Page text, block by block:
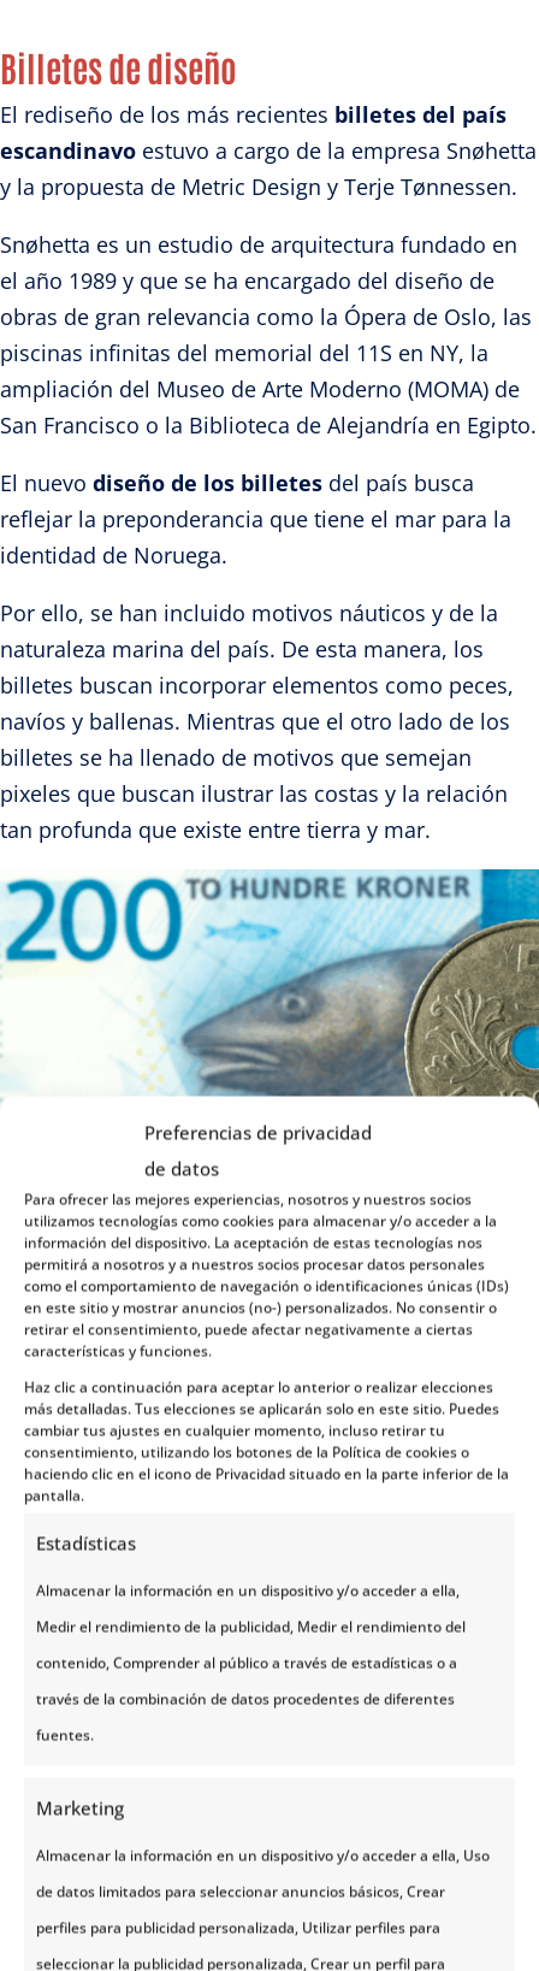
Preferencias de privacidad
de datos
Para ofrecer las mejores experiencias, nosotros y nuestros socios
utilizamos tecnologías como cookies para almacenar y/o acceder a la
información del dispositivo. La aceptación de estas tecnologías nos
permitirá a nosotros y a nuestros socios procesar datos personales
como el comportamiento de navegación o identificaciones únicas (IDs)
en este sitio y mostrar anuncios (no-) personalizados. No consentir o
retirar el consentimiento, puede afectar negativamente a ciertas
características y funciones.
Haz clic a continuación para aceptar lo anterior o realizar elecciones
más detalladas. Tus elecciones se aplicarán solo en este sitio. Puedes
cambiar tus ajustes en cualquier momento, incluso retirar tu
consentimiento, utilizando los botones de la Política de cookies o
haciendo clic en el icono de Privacidad situado en la parte inferior de la
pantalla.
Estadísticas
Almacenar la información en un dispositivo y/o acceder a ella,
Medir el rendimiento de la publicidad, Medir el rendimiento del
contenido, Comprender al público a través de estadísticas o a
través de la combinación de datos procedentes de diferentes
fuentes.
Marketing
Almacenar la información en un dispositivo y/o acceder a ella, Uso
de datos limitados para seleccionar anuncios básicos, Crear
perfiles para publicidad personalizada, Utilizar perfiles para
seleccionar la publicidad personalizada, Crear un perfil para
Billetes de diseño
El rediseño de los más recientes billetes del país
escandinavo estuvo a cargo de la empresa Snøhetta
y la propuesta de Metric Design y Terje Tønnessen.
Snøhetta es un estudio de arquitectura fundado en
el año 1989 y que se ha encargado del diseño de
obras de gran relevancia como la Ópera de Oslo, las
piscinas infinitas del memorial del 11S en NY, la
ampliación del Museo de Arte Moderno (MOMA) de
San Francisco o la Biblioteca de Alejandría en Egipto.
El nuevo diseño de los billetes del país busca
reflejar la preponderancia que tiene el mar para la
identidad de Noruega.
Por ello, se han incluido motivos náuticos y de la
naturaleza marina del país. De esta manera, los
billetes buscan incorporar elementos como peces,
navíos y ballenas. Mientras que el otro lado de los
billetes se ha llenado de motivos que semejan
pixeles que buscan ilustrar las costas y la relación
tan profunda que existe entre tierra y mar.
Precios
Realizar un viaje a Noruega es sin duda una de las
mejores decisiones que puedes tomar.
Noruega es un país que encierra una belleza
deslumbrante aurora boreal que puede ser
observada durante las noches de invierno.
Además, las características de Noruega lo convierten
en un país ideal para disfrutar de su increíble
predomina en sus principales ciudades. Noruega es
también la historia que ha tenido la moneda
noruega o corona noruega.